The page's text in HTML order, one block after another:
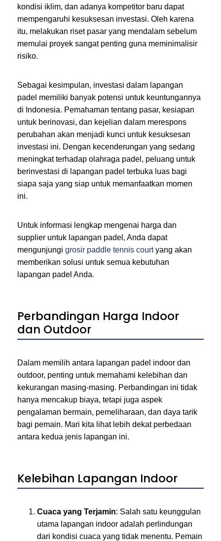
kondisi iklim, dan adanya kompetitor baru dapat
mempengaruhi kesuksesan investasi. Oleh karena
itu, melakukan riset pasar yang mendalam sebelum
memulai proyek sangat penting guna meminimalisir
risiko.
Sebagai kesimpulan, investasi dalam lapangan
padel memiliki banyak potensi untuk keuntungannya
di Indonesia. Pemahaman tentang pasar, kesiapan
untuk berinovasi, dan kejelian dalam merespons
perubahan akan menjadi kunci untuk kesuksesan
investasi ini. Dengan kecenderungan yang sedang
meningkat terhadap olahraga padel, peluang untuk
berinvestasi di lapangan padel terbuka luas bagi
siapa saja yang siap untuk memanfaatkan momen
ini.
Untuk informasi lengkap mengenai harga dan
supplier untuk lapangan padel, Anda dapat
mengunjungi grosir paddle tennis courtyang akan
memberikan solusi untuk semua kebutuhan
lapangan padel Anda.
Perbandingan Harga Indoor
dan Outdoor
Dalam memilih antara lapangan padel indoor dan
outdoor, penting untuk memahami kelebihan dan
kekurangan masing-masing. Perbandingan ini tidak
hanya mencakup biaya, tetapi juga aspek
pengalaman bermain, pemeliharaan, dan daya tarik
bagi pemain. Mari kita lihat lebih dekat perbedaan
antara kedua jenis lapangan ini.
Kelebihan Lapangan Indoor
Cuaca yang Terjamin: Salah satu keunggulan
utama lapangan indoor adalah perlindungan
dari kondisi cuaca yang tidak menentu. Pemain